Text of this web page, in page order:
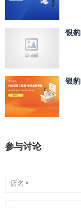
银
银
参与讨论
店名 *